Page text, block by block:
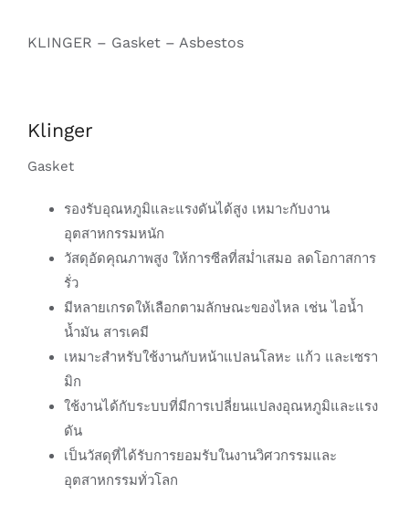
KLINGER – Gasket – Asbestos
Klinger
Gasket
รองรับอุณหภูมิและแรงดันได้สูง เหมาะกับงาน
อุตสาหกรรมหนัก
วัสดุอัดคุณภาพสูง ให้การซีลที่สม่ำเสมอ ลดโอกาสการ
รั่ว
มีหลายเกรดให้เลือกตามลักษณะของไหล เช่น ไอน้ำ
น้ำมัน สารเคมี
เหมาะสำหรับใช้งานกับหน้าแปลนโลหะ แก้ว และเซรา
มิก
ใช้งานได้กับระบบที่มีการเปลี่ยนแปลงอุณหภูมิและแรง
ดัน
เป็นวัสดุที่ได้รับการยอมรับในงานวิศวกรรมและ
อุตสาหกรรมทั่วโลก